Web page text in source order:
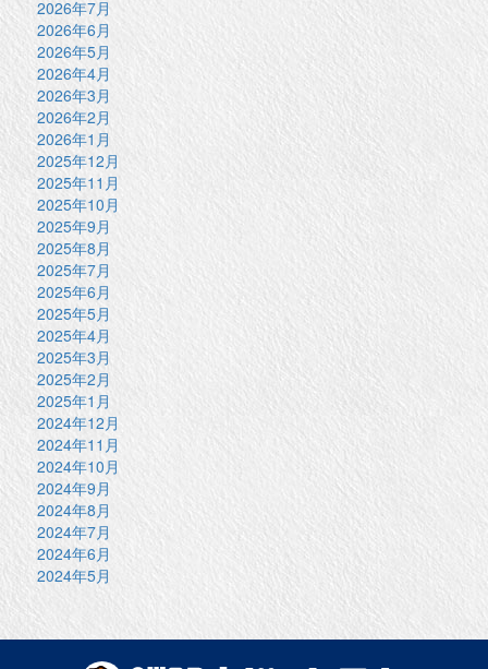
2026年7月
2026年6月
2026年5月
2026年4月
2026年3月
2026年2月
2026年1月
2025年12月
2025年11月
2025年10月
2025年9月
2025年8月
2025年7月
2025年6月
2025年5月
2025年4月
2025年3月
2025年2月
2025年1月
2024年12月
2024年11月
2024年10月
2024年9月
2024年8月
2024年7月
2024年6月
2024年5月